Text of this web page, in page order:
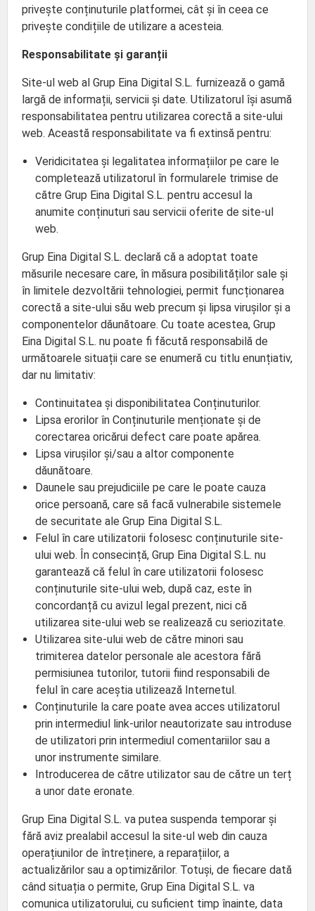
privește conținuturile platformei, cât și în ceea ce
privește condițiile de utilizare a acesteia.
Responsabilitate și garanții
Site-ul web al Grup Eina Digital S.L. furnizează o gamă
largă de informații, servicii și date. Utilizatorul își asumă
responsabilitatea pentru utilizarea corectă a site-ului
web. Această responsabilitate va fi extinsă pentru:
Veridicitatea și legalitatea informațiilor pe care le
completează utilizatorul în formularele trimise de
către Grup Eina Digital S.L. pentru accesul la
anumite conținuturi sau servicii oferite de site-ul
web.
Grup Eina Digital S.L. declară că a adoptat toate
măsurile necesare care, în măsura posibilităților sale și
în limitele dezvoltării tehnologiei, permit funcționarea
corectă a site-ului său web precum și lipsa virușilor și a
componentelor dăunătoare. Cu toate acestea, Grup
Eina Digital S.L. nu poate fi făcută responsabilă de
următoarele situații care se enumeră cu titlu enunțiativ,
dar nu limitativ:
Continuitatea și disponibilitatea Conținuturilor.
Lipsa erorilor în Conținuturile menționate și de
corectarea oricărui defect care poate apărea.
Lipsa virușilor și/sau a altor componente
dăunătoare.
Daunele sau prejudiciile pe care le poate cauza
orice persoană, care să facă vulnerabile sistemele
de securitate ale Grup Eina Digital S.L.
Felul în care utilizatorii folosesc conținuturile site-
ului web. În consecință, Grup Eina Digital S.L. nu
garantează că felul în care utilizatorii folosesc
conținuturile site-ului web, după caz, este în
concordanță cu avizul legal prezent, nici că
utilizarea site-ului web se realizează cu seriozitate.
Utilizarea site-ului web de către minori sau
trimiterea datelor personale ale acestora fără
permisiunea tutorilor, tutorii fiind responsabili de
felul în care aceștia utilizează Internetul.
Conținuturile la care poate avea acces utilizatorul
prin intermediul link-urilor neautorizate sau introduse
de utilizatori prin intermediul comentariilor sau a
unor instrumente similare.
Introducerea de către utilizator sau de către un terț
a unor date eronate.
Grup Eina Digital S.L. va putea suspenda temporar și
fără aviz prealabil accesul la site-ul web din cauza
operațiunilor de întreținere, a reparațiilor, a
actualizărilor sau a optimizărilor. Totuși, de fiecare dată
când situația o permite, Grup Eina Digital S.L. va
comunica utilizatorului, cu suficient timp înainte, data